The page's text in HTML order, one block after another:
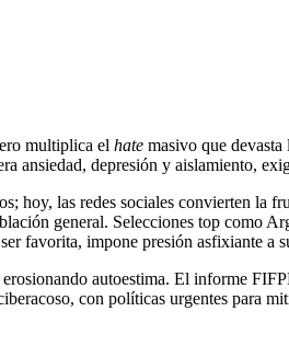
multiplica el hate masivo que
ansiedad, depresión y aislamiento,
hoy, las redes sociales convierten la
general. Selecciones top como
favorita, impone presión asfixiante a
autoestima. El informe
con políticas urgentes para